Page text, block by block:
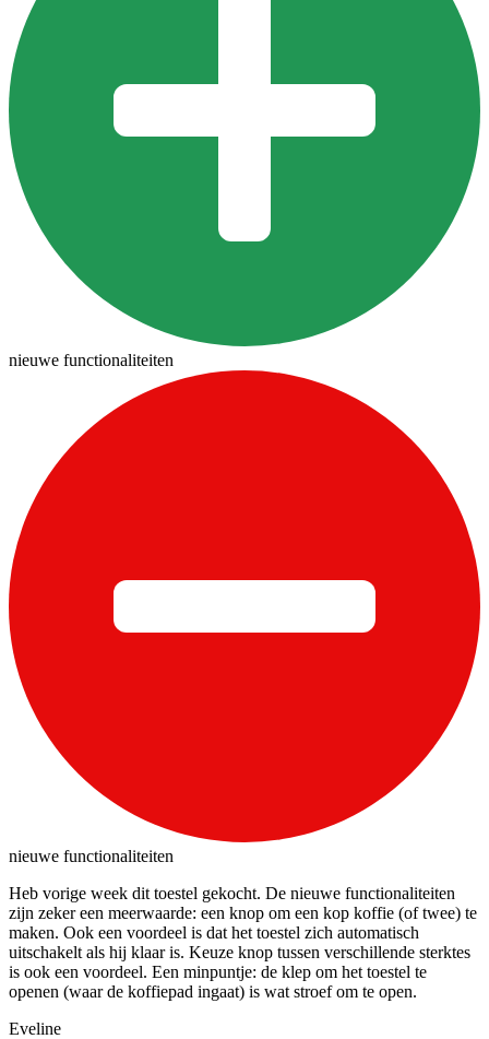
nieuwe functionaliteiten
nieuwe functionaliteiten
Heb vorige week dit toestel gekocht. De nieuwe functionaliteiten
zijn zeker een meerwaarde: een knop om een kop koffie (of twee) te
maken. Ook een voordeel is dat het toestel zich automatisch
uitschakelt als hij klaar is. Keuze knop tussen verschillende sterktes
is ook een voordeel. Een minpuntje: de klep om het toestel te
openen (waar de koffiepad ingaat) is wat stroef om te open.
Eveline